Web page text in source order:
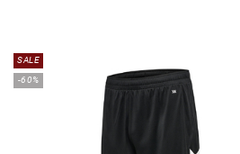
SALE
-60%